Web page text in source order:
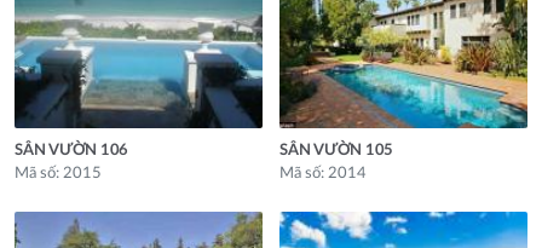
SÂN VƯỜN 106
Mã số: 2015
SÂN VƯỜN 105
Mã số: 2014